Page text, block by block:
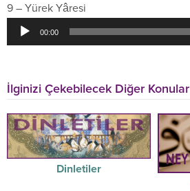
9 – Yürek Yâresi
Ses
oynatıcı
00:00
İlginizi Çekebilecek Diğer Konular
Dinletiler